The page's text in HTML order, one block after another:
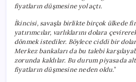
fiyatların düşmesine yol açtı.
İkincisi, savaşla birlikte birçok ülkede
yatırımcılar, varlıklarını dolara
dönmek istediler. Böylece ciddi bir
Merkez bankaları da bu talebi
zorunda kaldılar. Bu durum piyasada
fiyatların düşmesine neden oldu.”